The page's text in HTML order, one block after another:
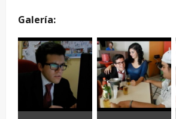
Galería: